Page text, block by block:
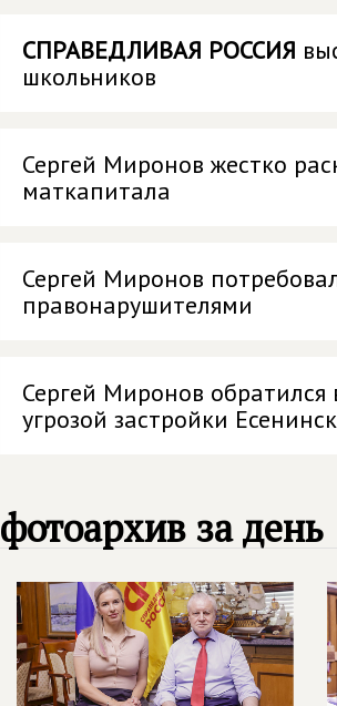
СПРАВЕДЛИВАЯ РОССИЯ
школьников
Сергей Миронов жестко
маткапитала
Сергей Миронов
правонарушителями
Сергей Миронов
угрозой застройки
фотоархив за день